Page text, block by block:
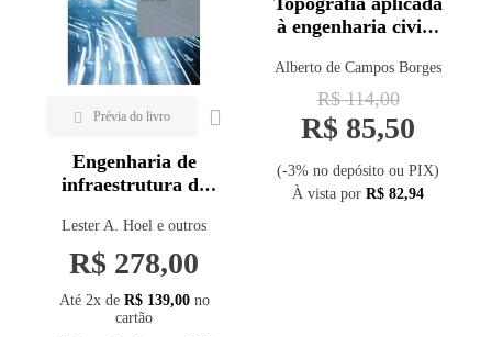
Engenharia de
infraestrutura de
Lester A. Hoel e outros
R$ 278,00
Até 2x de R$ 139,00no
cartão
à engenharia civil -
Alberto de Campos Borges
R$ 114,00
R$ 85,50
(-3% no depósito ou PIX)
À vista por R$ 82,94